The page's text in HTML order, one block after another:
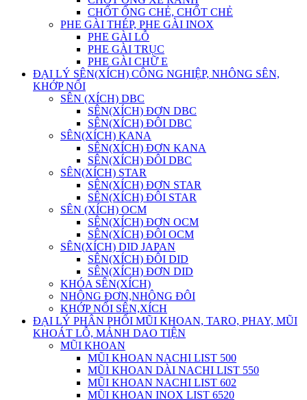
CHỐT ỐNG CHẺ, CHỐT CHẺ
PHE GÀI THÉP, PHE GÀI INOX
PHE GÀI LỖ
PHE GÀI TRỤC
PHE GÀI CHỮ E
ĐẠI LÝ SÊN(XÍCH) CÔNG NGHIỆP, NHÔNG SÊN,
KHỚP NỐI
SÊN (XÍCH) DBC
SÊN(XÍCH) ĐƠN DBC
SÊN(XÍCH) ĐÔI DBC
SÊN(XÍCH) KANA
SÊN(XÍCH) ĐƠN KANA
SÊN(XÍCH) ĐÔI DBC
SÊN(XÍCH) STAR
SÊN(XÍCH) ĐƠN STAR
SÊN(XÍCH) ĐÔI STAR
SÊN (XÍCH) OCM
SÊN(XÍCH) ĐƠN OCM
SÊN(XÍCH) ĐÔI OCM
SÊN(XÍCH) DID JAPAN
SÊN(XÍCH) ĐÔI DID
SÊN(XÍCH) ĐƠN DID
KHÓA SÊN(XÍCH)
NHÔNG ĐƠN,NHÔNG ĐÔI
KHỚP NỐI SÊN,XÍCH
ĐẠI LÝ PHÂN PHỐI MŨI KHOAN, TARO, PHAY, MŨI
KHOÁT LỖ, MẢNH DAO TIỆN
MŨI KHOAN
MŨI KHOAN NACHI LIST 500
MŨI KHOAN DÀI NACHI LIST 550
MŨI KHOAN NACHI LIST 602
MŨI KHOAN INOX LIST 6520